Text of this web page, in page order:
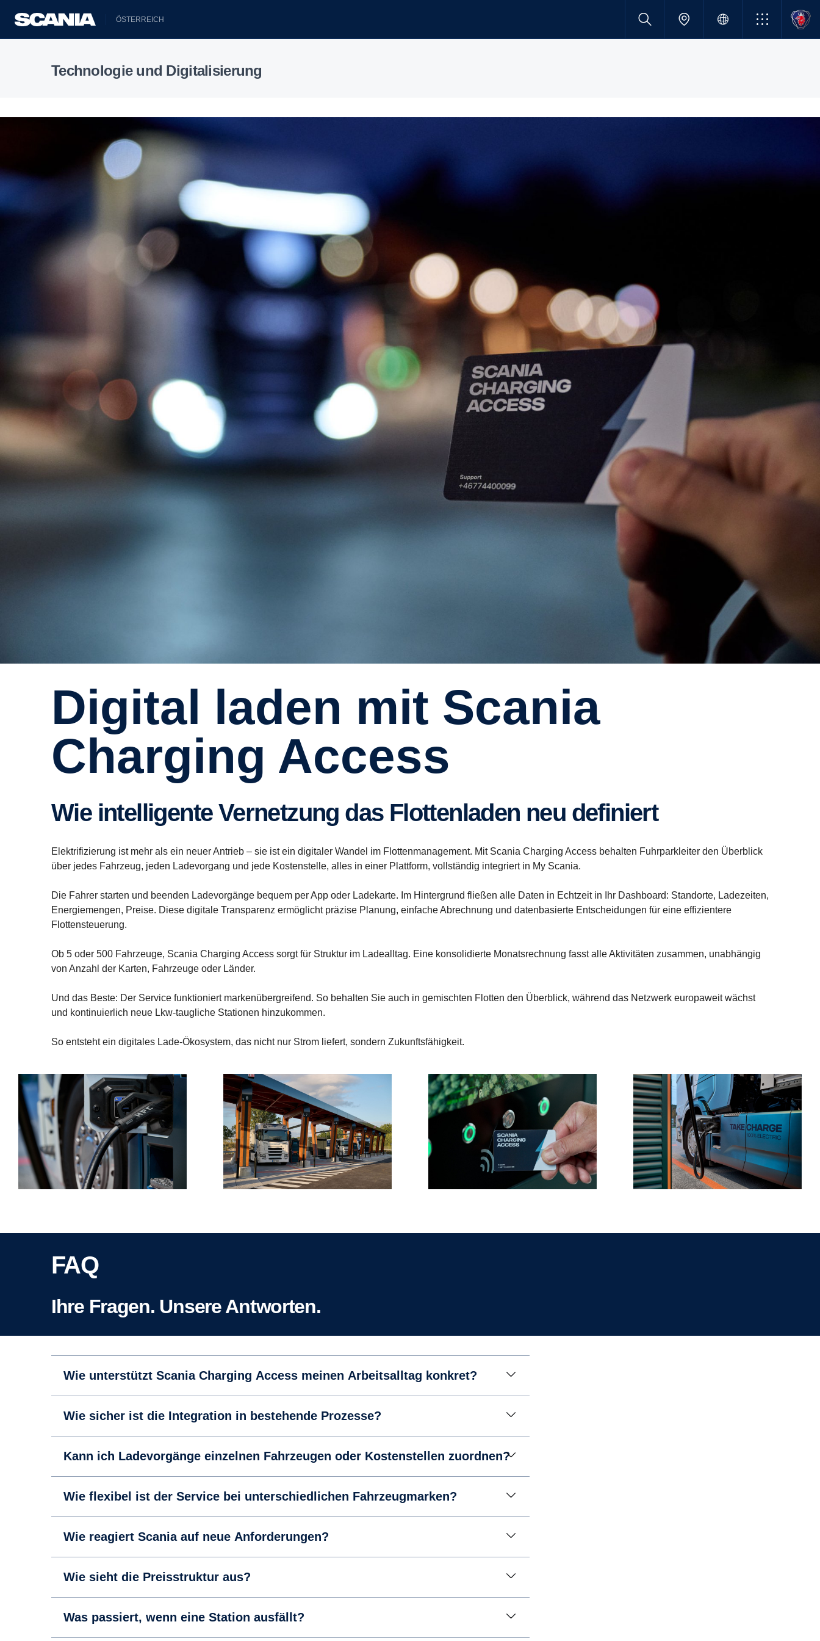
ÖSTERREICH
Technologie und Digitalisierung
Digital laden mit Scania
Charging Access
Wie intelligente Vernetzung das Flottenladen neu definiert
Elektrifizierung ist mehr als ein neuer Antrieb – sie ist ein digitaler Wandel im Flottenmanagement. Mit Scania Charging Access behalten Fuhrparkleiter den Überblick
über jedes Fahrzeug, jeden Ladevorgang und jede Kostenstelle, alles in einer Plattform, vollständig integriert in My Scania.
Die Fahrer starten und beenden Ladevorgänge bequem per App oder Ladekarte. Im Hintergrund fließen alle Daten in Echtzeit in Ihr Dashboard: Standorte, Ladezeiten,
Energiemengen, Preise. Diese digitale Transparenz ermöglicht präzise Planung, einfache Abrechnung und datenbasierte Entscheidungen für eine effizientere
Flottensteuerung.
Ob 5 oder 500 Fahrzeuge, Scania Charging Access sorgt für Struktur im Ladealltag. Eine konsolidierte Monatsrechnung fasst alle Aktivitäten zusammen, unabhängig
von Anzahl der Karten, Fahrzeuge oder Länder.
Und das Beste: Der Service funktioniert markenübergreifend. So behalten Sie auch in gemischten Flotten den Überblick, während das Netzwerk europaweit wächst
und kontinuierlich neue Lkw-taugliche Stationen hinzukommen.
So entsteht ein digitales Lade-Ökosystem, das nicht nur Strom liefert, sondern Zukunftsfähigkeit.
FAQ
Ihre Fragen. Unsere Antworten.
Wie unterstützt Scania Charging Access meinen Arbeitsalltag konkret?
Wie sicher ist die Integration in bestehende Prozesse?
Kann ich Ladevorgänge einzelnen Fahrzeugen oder Kostenstellen zuordnen?
Wie flexibel ist der Service bei unterschiedlichen Fahrzeugmarken?
Wie reagiert Scania auf neue Anforderungen?
Wie sieht die Preisstruktur aus?
Was passiert, wenn eine Station ausfällt?